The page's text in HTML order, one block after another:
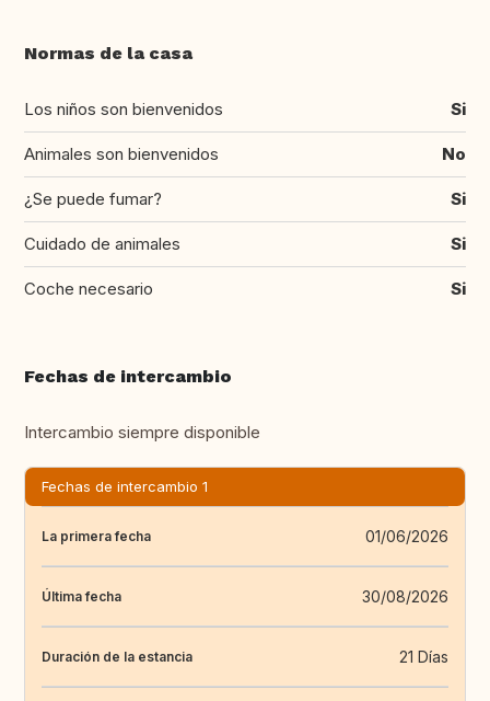
Normas de la casa
Los niños son bienvenidos Si
Animales son bienvenidos No
¿Se puede fumar? Si
Cuidado de animales Si
Coche necesario Si
Fechas de intercambio
Intercambio siempre disponible
Fechas de intercambio 1
La primera fecha 01/06/2026
Última fecha 30/08/2026
Duración de la estancia 21 Días